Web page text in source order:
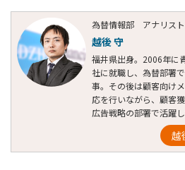
為替情報部 アナリスト
越後 守
福井県出身。2006年に
社に就職し、為替部署
事。その後は顧客向け
応を行いながら、顧客
広告戦略の部署で活躍し
越